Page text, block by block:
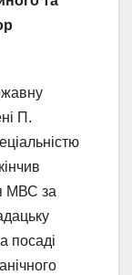
П.
МВС за
посаді